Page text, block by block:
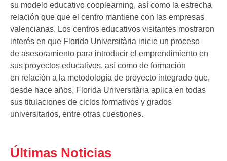
su modelo educativo cooplearning, así como la estrecha
relación que que el centro mantiene con las empresas
valencianas. Los centros educativos visitantes mostraron
interés en que Florida Universitària inicie un proceso
de asesoramiento para introducir el emprendimiento en
sus proyectos educativos, así como de formación
en relación a la metodología de proyecto integrado que,
desde hace años, Florida Universitària aplica en todas
sus titulaciones de ciclos formativos y grados
universitarios, entre otras cuestiones.
Últimas Noticias